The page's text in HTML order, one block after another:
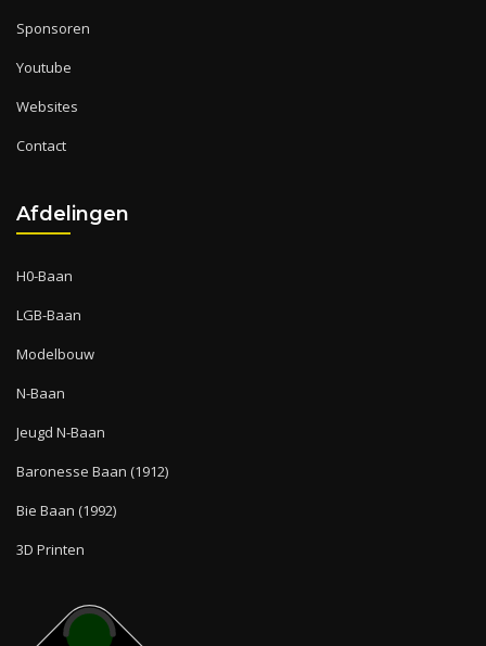
Sponsoren
Youtube
Websites
Contact
Afdelingen
H0-Baan
LGB-Baan
Modelbouw
N-Baan
Jeugd N-Baan
Baronesse Baan (1912)
Bie Baan (1992)
3D Printen